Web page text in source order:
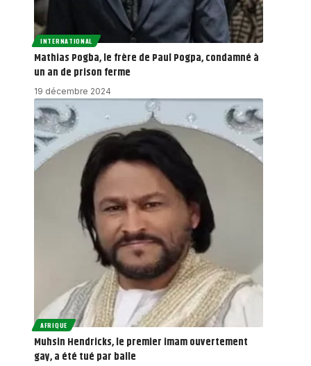
INTERNATIONAL
Mathias Pogba, le frère de Paul Pogpa, condamné à
un an de prison ferme
19 décembre 2024
AFRIQUE
Muhsin Hendricks, le premier imam ouvertement
gay, a été tué par balle